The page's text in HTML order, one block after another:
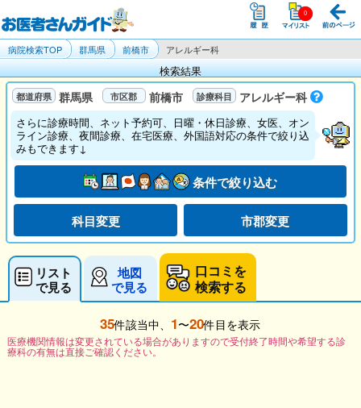
病院検索TOP 群馬県 前橋市 アレルギー科
検索結果
群馬県 前橋市 アレルギー科
さらに診療時間、ネット予約可、日曜・休日診療、女医、オン
ライン診療、夜間診療、在宅医療、外国語対応の条件で絞り込
みもできます↓
条件で絞り込む
科目変更 市郡変更
リスト
で見る
地図
で見る
口コミを
検索する
35件該当中、 1〜20件目を表示
医療機関情報は変更されている場合がありますので受付終了時間や希望する診
療科の有無は直接ご確認ください。